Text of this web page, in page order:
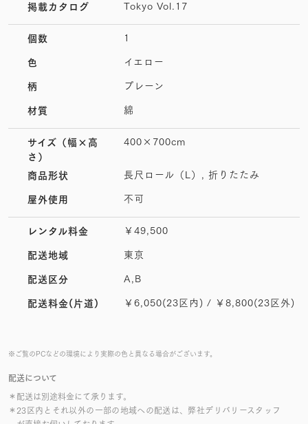
※ご覧のPCなどの環境により実際の色と異なる場合がございます。
配送について
＊配送は別途料金にて承ります。
＊23区内とそれ以外の一部の地域への配送は、弊社デリバリースタッフ
掲載カタログ Tokyo Vol.17
個数 1
色 イエロー
柄 プレーン
材質 綿
サイズ （幅×高
さ）
400×700cm
商品形状 長尺ロール（L）, 折りたたみ
屋外使用 不可
レンタル料金 ￥49,500
配送地域 東京
配送区分 A,B
配送料金(片道) ￥6,050(23区内) / ￥8,800(23区外)